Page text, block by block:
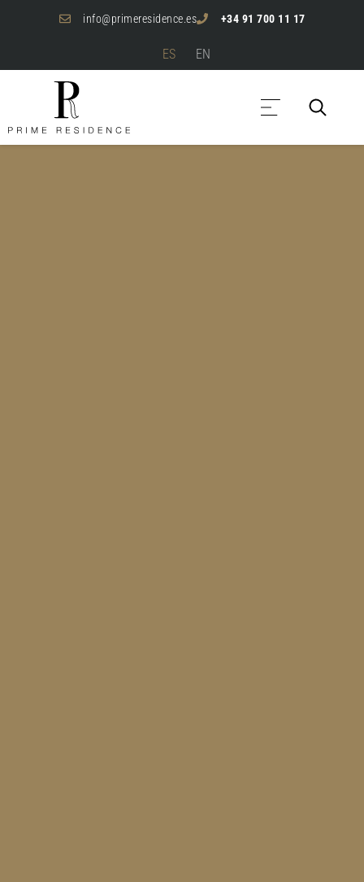
info@primeresidence.es +34 91 700 11 17
ES EN